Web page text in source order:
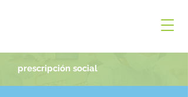
prescripción social